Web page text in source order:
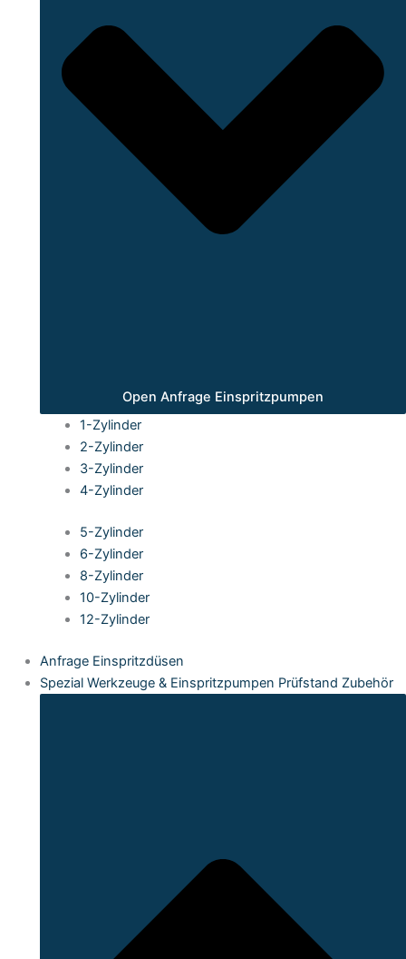
Open Anfrage Einspritzpumpen
1-Zylinder
2-Zylinder
3-Zylinder
4-Zylinder
5-Zylinder
6-Zylinder
8-Zylinder
10-Zylinder
12-Zylinder
Anfrage Einspritzdüsen
Spezial Werkzeuge & Einspritzpumpen Prüfstand Zubehör